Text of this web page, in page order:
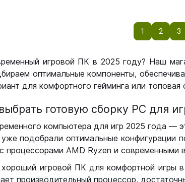
1 2 3
игровой ПК в 2025 году? Наш
оптимальные компоненты,
для комфортного гейминга или
готовую сборку РС для
компьютера для игр 2025 года —
подобрали оптимальные конфигурации
AMD Ryzen и современными
игровой ПК для комфортной игры
производительный процессор,